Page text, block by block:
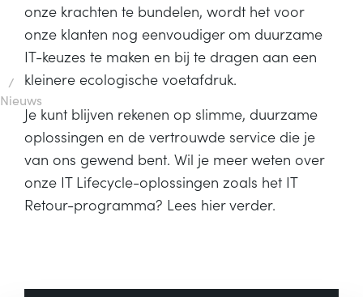
/
Nieuws
onze krachten te bundelen, wordt het voor
onze klanten nog eenvoudiger om duurzame
IT-keuzes te maken en bij te dragen aan een
kleinere ecologische voetafdruk.
Je kunt blijven rekenen op slimme, duurzame
oplossingen en de vertrouwde service die je
van ons gewend bent. Wil je meer weten over
onze IT Lifecycle-oplossingen zoals het IT
Retour-programma? Lees hier verder.